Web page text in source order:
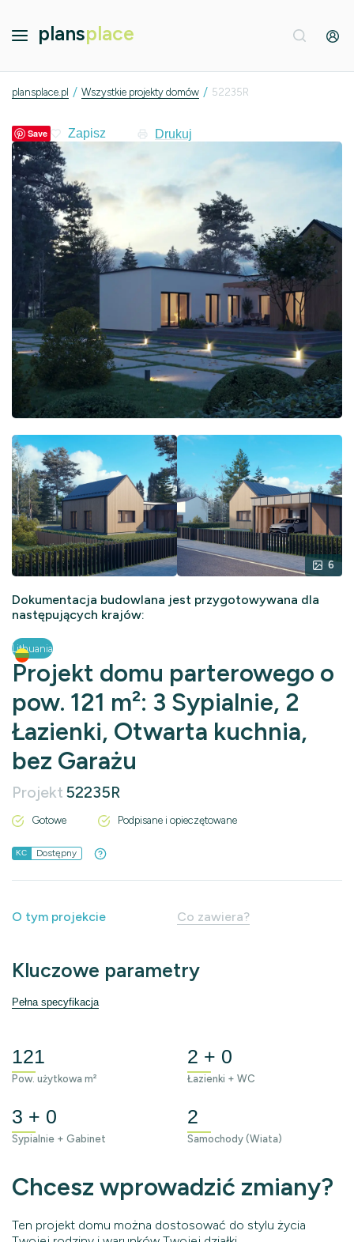
plansplace
plansplace.pl / Wszystkie projekty domów / 52235R
Save Drukuj
6
Dokumentacja budowlana jest przygotowywana dla
następujących krajów:
Lithuania
Projekt domu parterowego o
pow. 121 m²: 3 Sypialnie, 2
Łazienki, Otwarta kuchnia,
bez Garażu
Projekt 52235R
Gotowe Podpisane i opieczętowane
KC Dostępny
O tym projekcie Co zawiera?
Kluczowe parametry
Pełna specyfikacja
121
Pow. użytkowa m²
2 + 0
Łazienki + WC
3 + 0
Sypialnie + Gabinet
2
Samochody (Wiata)
Chcesz wprowadzić zmiany?
Ten projekt domu można dostosować do stylu życia